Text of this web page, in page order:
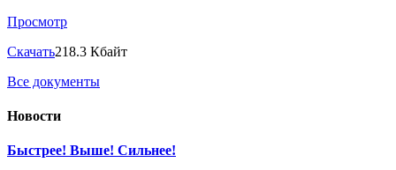
Просмотр
Скачать218.3 Кбайт
Все документы
Новости
Быстрее! Выше! Сильнее!